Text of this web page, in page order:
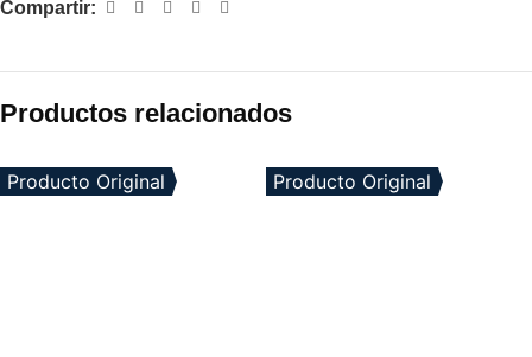
Compartir:
Productos relacionados
Producto Original Producto Original